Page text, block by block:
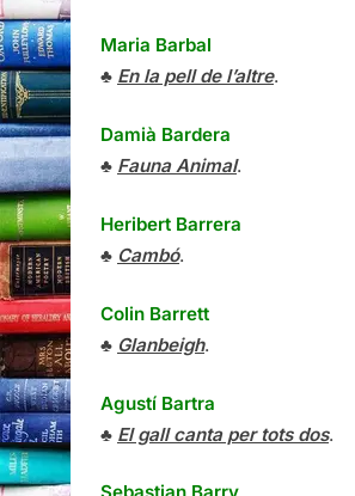
Maria Barbal
♣ En la pell de l’altre.
Damià Bardera
♣ Fauna Animal.
Heribert Barrera
♣ Cambó.
Colin Barrett
♣ Glanbeigh.
Agustí Bartra
♣ El gall canta per tots dos.